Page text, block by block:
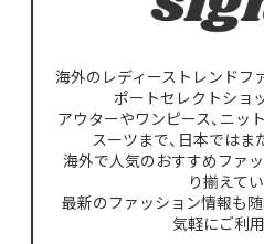
海外のレディーストレンドフ
ポートセレクトショッ
アウターやワンピース、ニッ
スーツまで、日本ではま
海外で人気のおすすめファ
り揃えてい
最新のファッション情報も
気軽にご利用